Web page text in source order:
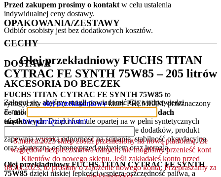
Przed zakupem prosimy o kontakt w celu ustalenia
indywidualnej ceny dostawy.
Odbiór osobisty jest bez dodatkowych kosztów.
Olej przekładniowy FUCHS TITAN
CYTRAC FE SYNTH 75W85– 205 litrów
FUCHS TITAN CYTRAC FE SYNTH 75W85 to
syntetycznyolej przekładniowyklasy PREMIUM, przeznaczony
domocno obciążonych skrzyń biegów w pojazdach
użytkowych. Dzięki formule opartej na w pełni syntetycznych
olejach bazowych i nowoczesnym pakiecie dodatków, produkt
zapewnia wysoką odporność na ścinanie, stabilność oksydacyjną
oraz skuteczną ochronę przed zużyciem oraz korozją.
Olej przekładniowy FUCHS TITAN CYTRAC FE SYNTH
75W85 dzięki niskiej lepkości wspiera oszczędność paliwa, a
OPAKOWANIA/ZESTAWY
CECHY
DOSTAWA
AKCESORIA DO BECZEK
Zaloguj się, abyśmy mogli powiadomić Cię o odpowiedzi
E-mail
HasłoNie pamiętasz hasła?
8.marca.2023 sklep został przeniesiony na nową platformę. Ze
względów bezpieczeństwa danych, nie mogliśmy przenieść kont
Klientów do nowego sklepu. Jeśli zakładałeś konto przed
08.03.2023, to prosimy o założenie nowego konta. Przepraszamy za